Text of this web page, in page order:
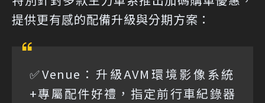
提供更有感的配備升級與分期方案：
✅Venue：升級AVM環境影像系統
+專屬配件好禮，指定前行車紀錄器